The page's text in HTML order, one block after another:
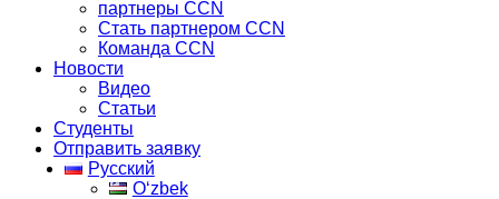
партнеры ССN
Стать партнером CCN
Команда ССN
Новости
Видео
Статьи
Студенты
Отправить заявку
Русский
Oʻzbek